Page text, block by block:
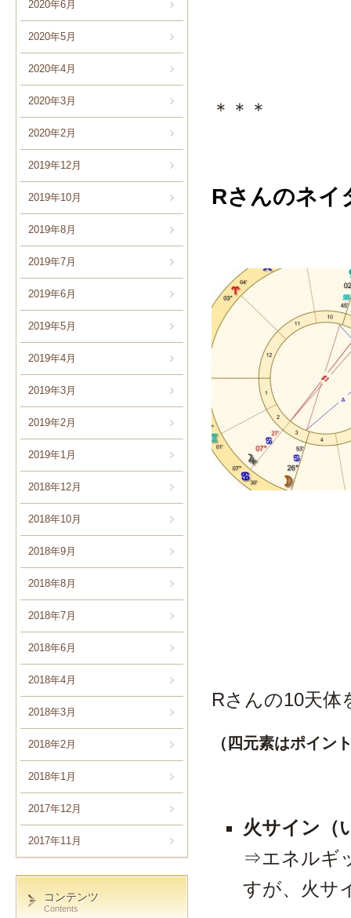
2020年6月
2020年5月
2020年4月
2020年3月
2020年2月
2019年12月
2019年10月
2019年8月
2019年7月
2019年6月
2019年5月
2019年4月
2019年3月
2019年2月
2019年1月
2018年12月
2018年10月
2018年9月
2018年8月
2018年7月
2018年6月
2018年4月
2018年3月
2018年2月
2018年1月
2017年12月
2017年11月
コンテンツ
Contents
＊＊＊
Rさんのネイ
Rさんの10天体
（四元素はポイン
火サイン（
⇒エネルギ
すが、火サ